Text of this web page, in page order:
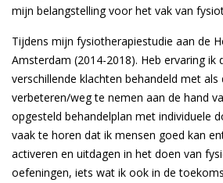
mijn belangstelling voor het vak van
Tijdens mijn fysiotherapiestudie aan de
Amsterdam (2014-2018). Heb ervaring ik
verschillende klachten behandeld met
verbeteren/weg te nemen aan de hand
opgesteld behandelplan met individuele
vaak te horen dat ik mensen goed kan
activeren en uitdagen in het doen van
oefeningen, iets wat ik ook in de